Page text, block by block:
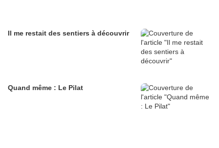
Il me restait des sentiers à découvrir
Quand même : Le Pilat